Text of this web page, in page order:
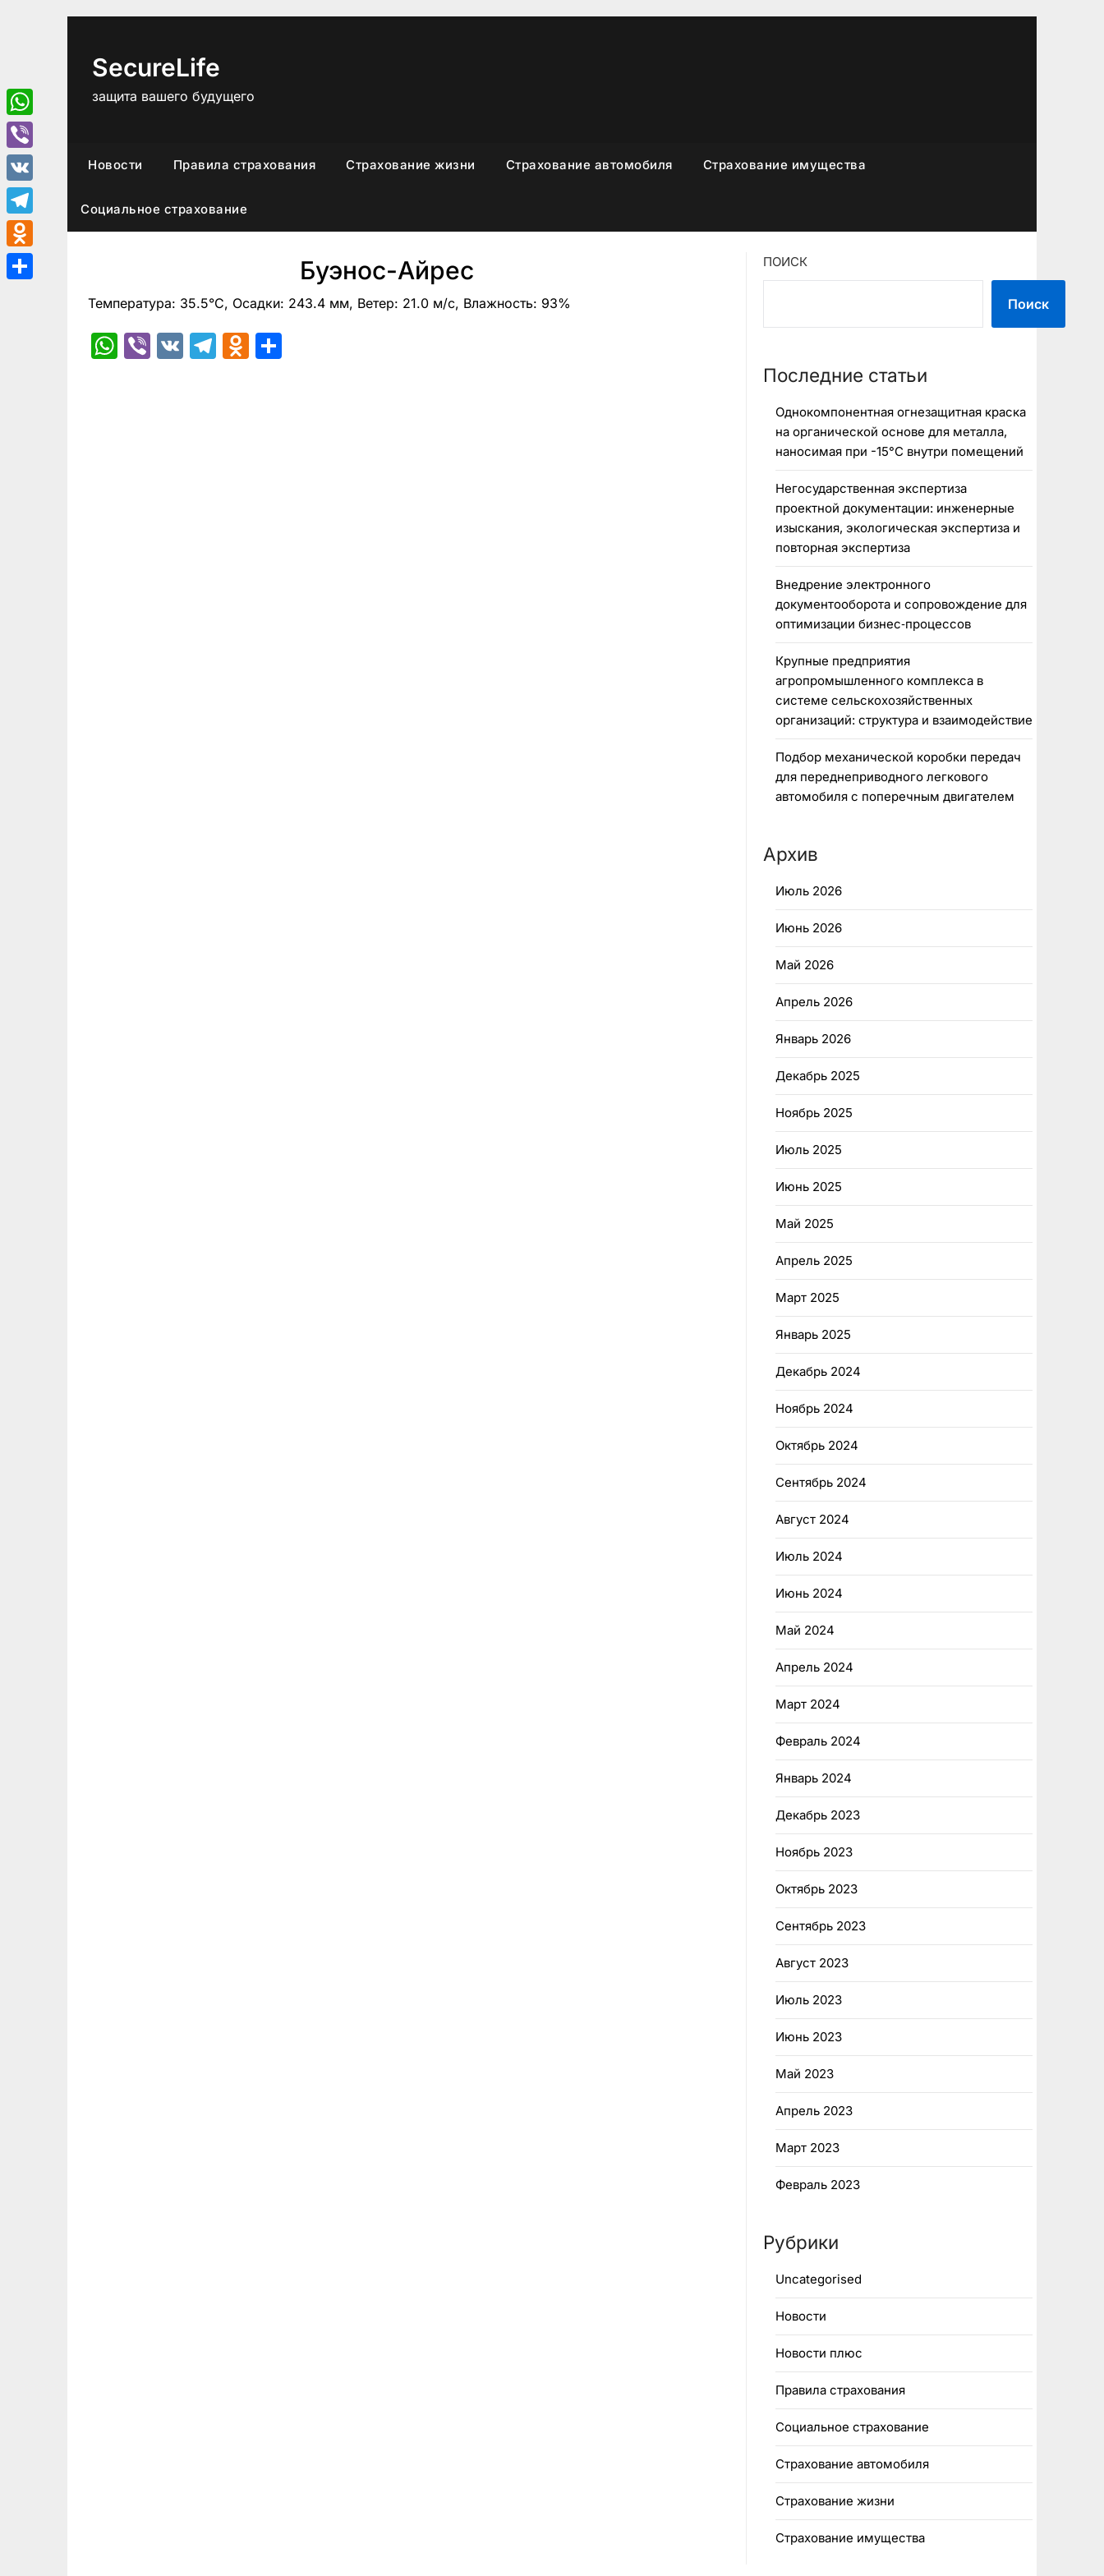
SecureLife
защита вашего будущего
Новости Правила страхования Страхование жизни Страхование автомобиля Страхование имущества
Социальное страхование
Буэнос-Айрес
Температура: 35.5°C, Осадки: 243.4 мм, Ветер: 21.0 м/с, Влажность: 93%
WhatsApp
Viber
VK Telegram
Odnoklassniki
ПОИСК
Поиск
Последние статьи
Однокомпонентная огнезащитная краска
на органической основе для металла,
наносимая при -15°C внутри помещений
Негосударственная экспертиза
проектной документации: инженерные
изыскания, экологическая экспертиза и
повторная экспертиза
Внедрение электронного
документооборота и сопровождение для
оптимизации бизнес‑процессов
Крупные предприятия
агропромышленного комплекса в
системе сельскохозяйственных
организаций: структура и взаимодействие
Подбор механической коробки передач
для переднеприводного легкового
автомобиля с поперечным двигателем
Архив
Июль 2026
Июнь 2026
Май 2026
Апрель 2026
Январь 2026
Декабрь 2025
Ноябрь 2025
Июль 2025
Июнь 2025
Май 2025
Апрель 2025
Март 2025
Январь 2025
Декабрь 2024
Ноябрь 2024
Октябрь 2024
Сентябрь 2024
Август 2024
Июль 2024
Июнь 2024
Май 2024
Апрель 2024
Март 2024
Февраль 2024
Январь 2024
Декабрь 2023
Ноябрь 2023
Октябрь 2023
Сентябрь 2023
Август 2023
Июль 2023
Июнь 2023
Май 2023
Апрель 2023
Март 2023
Февраль 2023
Рубрики
Uncategorised
Новости
Новости плюс
Правила страхования
Социальное страхование
Страхование автомобиля
Страхование жизни
Страхование имущества
WhatsApp
Viber
VK
Telegram
Odnoklassniki